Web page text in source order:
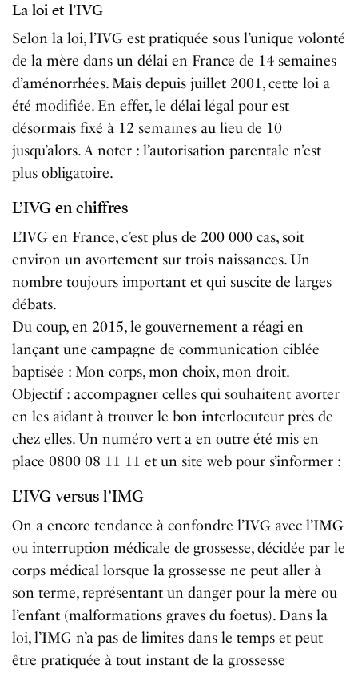
La loi et l’IVG
Selon la loi, l’IVG est pratiquée sous l’unique volonté
de la mère dans un délai en France de 14 semaines
d’aménorrhées. Mais depuis juillet 2001, cette loi a
été modifiée. En effet, le délai légal pour est
désormais fixé à 12 semaines au lieu de 10
jusqu’alors. A noter : l’autorisation parentale n’est
plus obligatoire.
L’IVG en chiffres
L’IVG en France, c’est plus de 200 000 cas, soit
environ un avortement sur trois naissances. Un
nombre toujours important et qui suscite de larges
débats.
Du coup, en 2015, le gouvernement a réagi en
lançant une campagne de communication ciblée
baptisée : Mon corps, mon choix, mon droit.
Objectif : accompagner celles qui souhaitent avorter
en les aidant à trouver le bon interlocuteur près de
chez elles. Un numéro vert a en outre été mis en
place 0800 08 11 11 et un site web pour s’informer :
L’IVG versus l’IMG
On a encore tendance à confondre l’IVG avec l’IMG
ou interruption médicale de grossesse, décidée par le
corps médical lorsque la grossesse ne peut aller à
son terme, représentant un danger pour la mère ou
l’enfant (malformations graves du foetus). Dans la
loi, l’IMG n’a pas de limites dans le temps et peut
être pratiquée à tout instant de la grossesse